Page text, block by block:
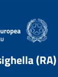
(RA)